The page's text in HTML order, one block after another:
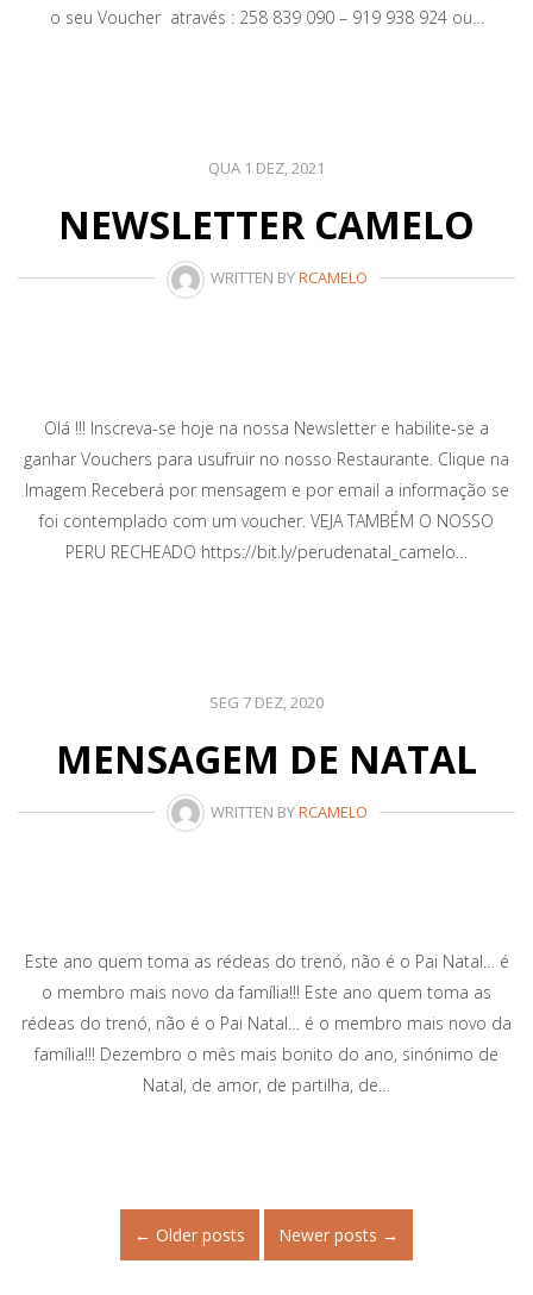
o seu Voucher através : 258 839 090 – 919 938 924 ou…
QUA 1 DEZ, 2021
NEWSLETTER CAMELO
WRITTEN BYRCAMELO
Olá !!! Inscreva-se hoje na nossa Newsletter e habilite-se a
ganhar Vouchers para usufruir no nosso Restaurante. Clique na
Imagem Receberá por mensagem e por email a informação se
foi contemplado com um voucher. VEJA TAMBÉM O NOSSO
PERU RECHEADO https://bit.ly/perudenatal_camelo…
SEG 7 DEZ, 2020
MENSAGEM DE NATAL
WRITTEN BYRCAMELO
Este ano quem toma as rédeas do trenó, não é o Pai Natal… é
o membro mais novo da família!!! Este ano quem toma as
rédeas do trenó, não é o Pai Natal… é o membro mais novo da
família!!! Dezembro o mês mais bonito do ano, sinónimo de
Natal, de amor, de partilha, de…
navigation
← Older posts Newer posts →